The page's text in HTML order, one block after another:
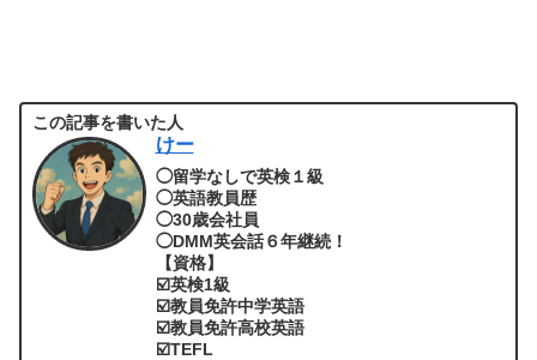
この記事を書いた人
けー
◯留学なしで英検１級
◯英語教員歴
◯30歳会社員
◯DMM英会話６年継続！
【資格】
☑️英検1級
☑️教員免許中学英語
☑️教員免許高校英語
☑️TEFL